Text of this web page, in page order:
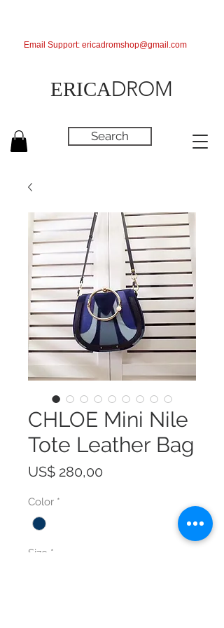
ERICADROM
Search
Email Support: ericadromshop@gmail.com
CHLOE Mini Nile
Tote Leather Bag
US$ 280,00
Color *
Size *